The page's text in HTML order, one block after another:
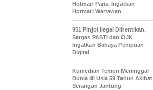
Hotman Paris, Ingatkan
Hormati Wartawan
951 Pinjol Ilegal Dihentikan,
Satgas PASTI dan OJK
Ingatkan Bahaya Penipuan
Digital
Komedian Temon Meninggal
Dunia di Usia 59 Tahun Akibat
Serangan Jantung